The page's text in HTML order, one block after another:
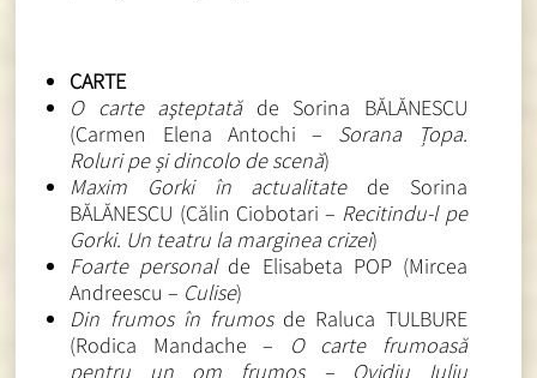
CARTE
O carte aşteptată de Sorina BĂLĂNESCU
(Carmen Elena Antochi – Sorana Țopa.
Roluri pe și dincolo de scenă)
Maxim Gorki în actualitate de Sorina
BĂLĂNESCU (Călin Ciobotari – Recitindu-l pe
Gorki. Un teatru la marginea crizei)
Foarte personal de Elisabeta POP (Mircea
Andreescu – Culise)
Din frumos în frumos de Raluca TULBURE
(Rodica Mandache – O carte frumoasă
pentru un om frumos – Ovidiu Iuliu